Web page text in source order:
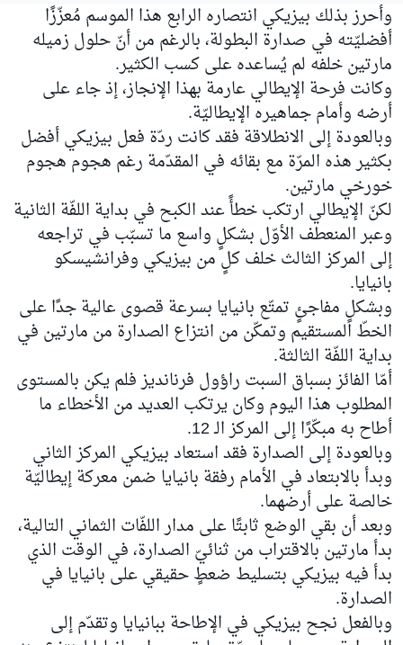
وأحرز بذلك بيزيكي انتصاره الرابع هذا الموسم مُعزّزًا
أفضليّته في صدارة البطولة، بالرغم من أنّ حلول زميله
مارتين خلفه لم يُساعده على كسب الكثير.
وكانت فرحة الإيطالي عارمة بهذا الإنجاز، إذ جاء على
أرضه وأمام جماهيره الإيطاليّة.
وبالعودة إلى الانطلاقة فقد كانت ردّة فعل بيزيكي أفضل
بكثير هذه المرّة مع بقائه في المقدّمة رغم هجوم هجوم
خورخي مارتين.
لكنّ الإيطالي ارتكب خطأً عند الكبح في بداية اللفّة الثانية
وعبر المنعطف الأوّل بشكلٍ واسع ما تسبّب في تراجعه
إلى المركز الثالث خلف كلٍ من بيزيكي وفرانشيسكو
بانيايا.
وبشكلٍ مفاجئٍ تمتّع بانيايا بسرعة قصوى عالية جدًا على
الخطّ المستقيم وتمكّن من انتزاع الصدارة من مارتين في
بداية اللفّة الثالثة.
أمّا الفائز بسباق السبت راؤول فرنانديز فلم يكن بالمستوى
المطلوب هذا اليوم وكان يرتكب العديد من الأخطاء ما
أطاح به مبكّرًا إلى المركز الـ 12.
وبالعودة إلى الصدارة فقد استعاد بيزيكي المركز الثاني
وبدأ بالابتعاد في الأمام رفقة بانيايا ضمن معركة إيطاليّة
خالصة على أرضهما.
وبعد أن بقي الوضع ثابتًا على مدار اللفّات الثماني التالية،
بدأ مارتين بالاقتراب من ثنائيّ الصدارة، في الوقت الذي
بدأ فيه بيزيكي بتسليط ضعطٍ حقيقي على بانيايا في
الصدارة.
وبالفعل نجح بيزيكي في الإطاحة ببانيايا وتقدّم إلى